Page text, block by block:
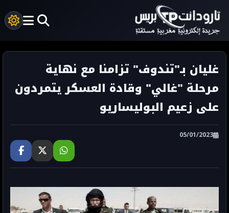
غليان بـ"تندوف" تزامنا مع نهاية
مرحلة "غالي" وقادة العسكر يتمردون
على زعيم البوليساريو
05/01/2023